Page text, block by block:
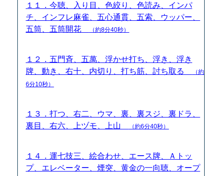
１１．今聴、入り目、色絞り、色読み、インパ
チ、インフレ麻雀、五心通貫、五索、ウッパー、
五筒、五筒開花
（約8分40秒）
１２．五門斉、五萬、浮かせ打ち、浮き、浮き
牌、動き、右十、内切り、打ち筋、討ち取る
（約
6分10秒）
１３．打つ、右二、ウマ、裏、裏スジ、裏ドラ、
裏目、右六、上ヅモ、上山
（約6分40秒）
１４．運七技三、絵合わせ、エース牌、Ａトッ
プ、エレベーター、煙突、黄金の一向聴、オープ